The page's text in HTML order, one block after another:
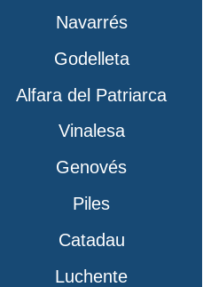
Navarrés
Godelleta
Alfara del Patriarca
Vinalesa
Genovés
Piles
Catadau
Luchente